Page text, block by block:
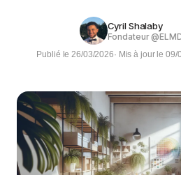
Cyril Shalaby
Fondateur
Publié le 26/03/2026· Mis à jour le 09/